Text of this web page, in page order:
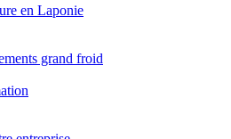
en Laponie
grand froid